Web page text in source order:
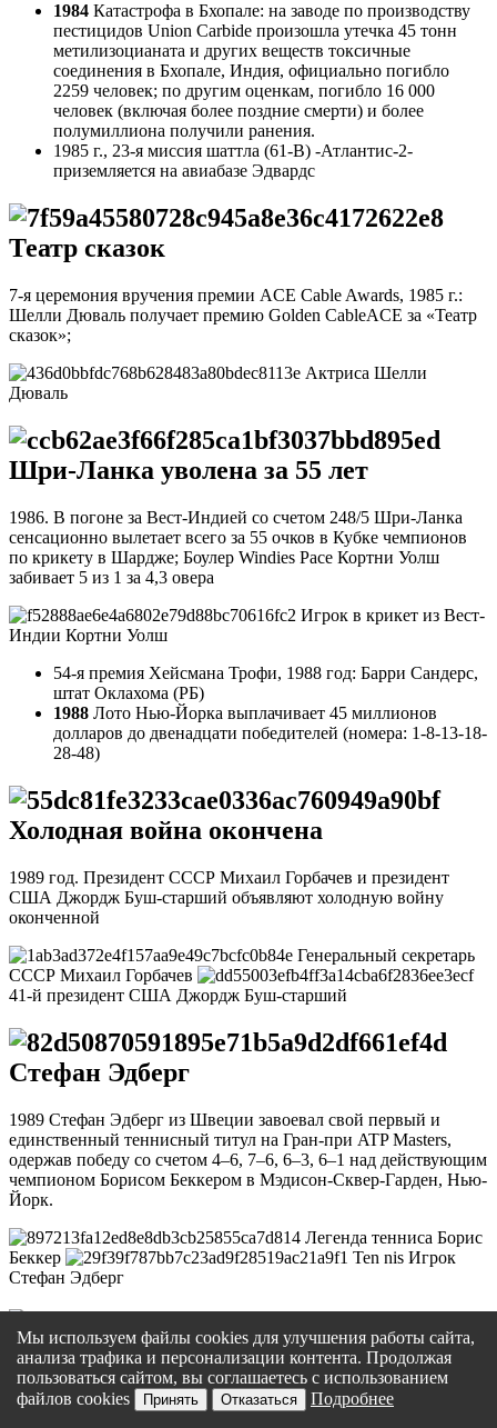
1984 Катастрофа в Бхопале: на заводе по производству
пестицидов Union Carbide произошла утечка 45 тонн
метилизоцианата и других веществ токсичные
соединения в Бхопале, Индия, официально погибло
2259 человек; по другим оценкам, погибло 16 000
человек (включая более поздние смерти) и более
полумиллиона получили ранения.
1985 г., 23-я миссия шаттла (61-B) -Атлантис-2-
приземляется на авиабазе Эдвардс
Театр сказок
7-я церемония вручения премии ACE Cable Awards, 1985 г.:
Шелли Дюваль получает премию Golden CableACE за «Театр
сказок»;
Актриса Шелли
Дюваль
Шри-Ланка уволена за 55 лет
1986. В погоне за Вест-Индией со счетом 248/5 Шри-Ланка
сенсационно вылетает всего за 55 очков в Кубке чемпионов
по крикету в Шардже; Боулер Windies Pace Кортни Уолш
забивает 5 из 1 за 4,3 овера
Игрок в крикет из Вест-
Индии Кортни Уолш
54-я премия Хейсмана Трофи, 1988 год: Барри Сандерс,
штат Оклахома (РБ)
1988 Лото Нью-Йорка выплачивает 45 миллионов
долларов до двенадцати победителей (номера: 1-8-13-18-
28-48)
Холодная война окончена
1989 год. Президент СССР Михаил Горбачев и президент
США Джордж Буш-старший объявляют холодную войну
оконченной
Генеральный секретарь
СССР Михаил Горбачев
41-й президент США Джордж Буш-старший
Стефан Эдберг
1989 Стефан Эдберг из Швеции завоевал свой первый и
единственный теннисный титул на Гран-при ATP Masters,
одержав победу со счетом 4–6, 7–6, 6–3, 6–1 над действующим
чемпионом Борисом Беккером в Мэдисон-Сквер-Гарден, Нью-
Йорк.
Легенда тенниса Борис
Беккер
Ten nis Игрок
Стефан Эдберг
Хоган против Гробовщика
1991 Халк Хоган побеждает Гробовщика на турнире «В этот
Мы используем файлы cookies для улучшения работы сайта,
анализа трафика и персонализации контента. Продолжая
пользоваться сайтом, вы соглашаетесь с использованием
файлов cookies
Принять Отказаться Подробнее